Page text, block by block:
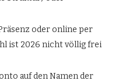
oder online per
ist 2026 nicht völlig frei
auf den Namen der